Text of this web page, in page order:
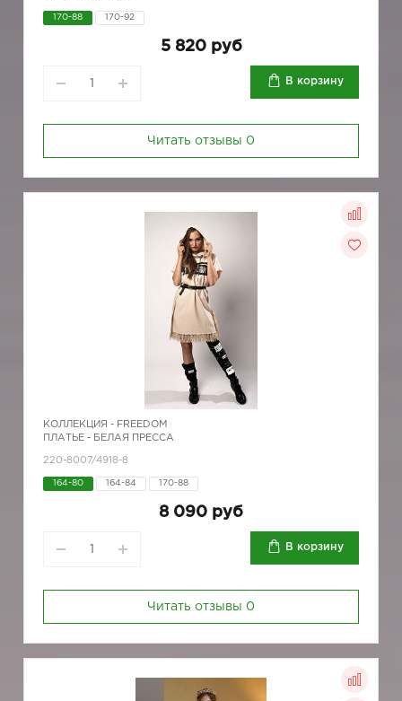
170-88 170-92
5 820 руб
В корзину
Читать отзывы 0
КОЛЛЕКЦИЯ - FREEDOM
ПЛАТЬЕ - БЕЛАЯ ПРЕССА
220-8007/4918-8
164-80 164-84 170-88
8 090 руб
В корзину
Читать отзывы 0